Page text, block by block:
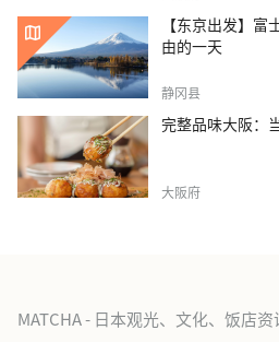
【东京出发】富
由的一天
静冈县
完整品味大阪：
大阪府
MATCHA - 日本观光、文化、饭店